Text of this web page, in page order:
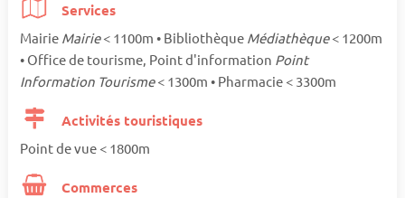
Services
Mairie Mairie< 1100m • Bibliothèque Médiathèque< 1200m
• Office de tourisme, Point d'information Point
Information Tourisme< 1300m • Pharmacie < 3300m
Activités touristiques
Point de vue < 1800m
Commerces